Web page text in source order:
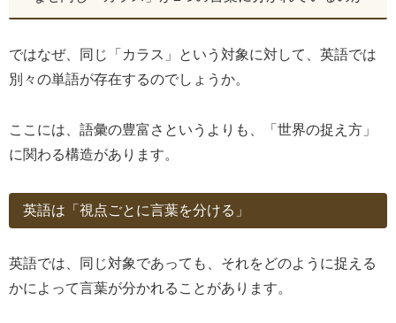
ではなぜ、同じ「カラス」という対象に対して、英語では
別々の単語が存在するのでしょうか。
ここには、語彙の豊富さというよりも、「世界の捉え方」
に関わる構造があります。
英語は「視点ごとに言葉を分ける」
英語では、同じ対象であっても、それをどのように捉える
かによって言葉が分かれることがあります。